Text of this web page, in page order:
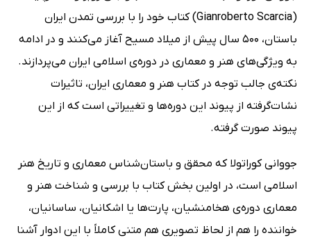
(Gianroberto Scarcia) کتاب خود را با بررسی تمدن ایران
باستان، 500 سال پیش از میلاد مسیح آغاز می‌کنند و در ادامه
به ویژگی‌های هنر و معماری در دوره‌ی اسلامی ایران می‌پردازند.
نکته‌ی جالب توجه در کتاب هنر و معماری ایران، تاثیرات
نشات‌گرفته از پیوند این دوره‌ها و تغییراتی است که از این
پیوند صورت گرفته.
جووانی کوراتولا که محقق و باستان‌شناس معماری و تاریخ هنر
اسلامی است، در اولین بخش کتاب با بررسی و شناخت هنر و
معماری دوره‌ی هخامنشیان، پارت‌ها یا اشکانیان، ساسانیان،
خواننده را هم از لحاظ تصویری هم متنی کاملاً با این ادوار آشنا